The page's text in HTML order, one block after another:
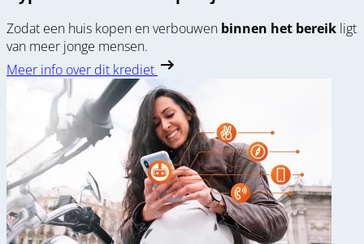
Zodat een huis kopen en verbouwen binnen het bereik ligt
van meer jonge mensen.
Meer info over dit krediet